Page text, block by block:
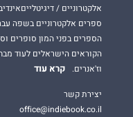
אלקטרוניים /
ספרים אלקטרוניים בשפה
הספרים בפני המון סופרים
הקוראים הישראלים לעוד
וז'אנרים.
קרא עוד
יצירת קשר
office@indiebook.co.il